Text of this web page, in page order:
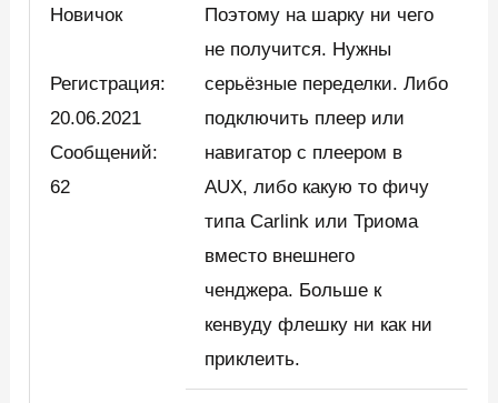
Новичок
Регистрация:
20.06.2021
Сообщений:
62
Поэтому на шарку ни чего
не получится. Нужны
серьёзные переделки. Либо
подключить плеер или
навигатор с плеером в
AUX, либо какую то фичу
типа Carlink или Триома
вместо внешнего
ченджера. Больше к
кенвуду флешку ни как ни
приклеить.